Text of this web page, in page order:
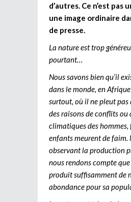
d’autres. Ce n’est pas
une image ordinaire
de presse.
La nature est trop
pourtant…
Nous savons bien qu’il
dans le monde, en
surtout, où il ne pleut pas
des raisons de conflits ou
climatiques des hommes,
enfants meurent de faim.
observant la production
nous rendons compte
produit suffisamment de
abondance pour sa